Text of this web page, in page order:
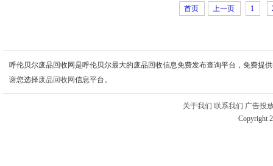
首页 上一页 1
呼伦贝尔废品回收网是呼伦贝尔最大的废品回收信息免费发布查询平台，免费提
谢您选择废品回收网信息平台。
关于我们 联系我们 广告投
Copyright